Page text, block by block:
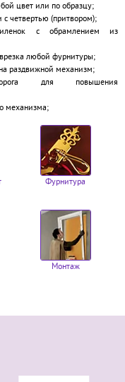
цвет или по образцу;
с четвертью (притвором);
с обрамлением из
любой фурнитуры;
раздвижной механизм;
для повышения
механизма;
Фурнитура
Монтаж